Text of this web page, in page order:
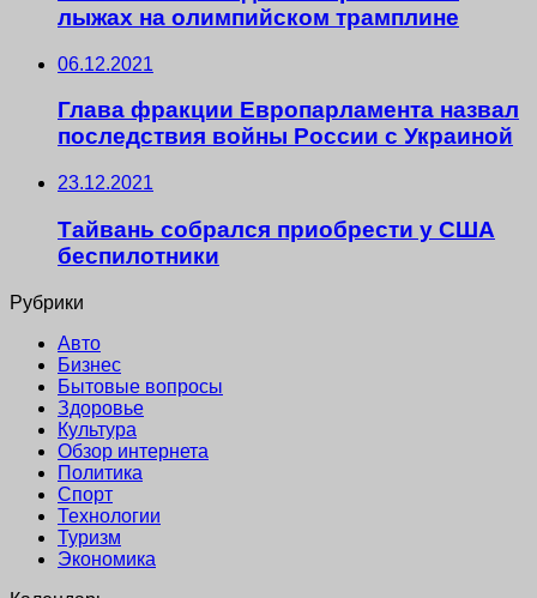
лыжах на олимпийском трамплине
06.12.2021
Глава фракции Европарламента назвал
последствия войны России с Украиной
23.12.2021
Тайвань собрался приобрести у США
беспилотники
Рубрики
Авто
Бизнес
Бытовые вопросы
Здоровье
Культура
Обзор интернета
Политика
Спорт
Технологии
Туризм
Экономика